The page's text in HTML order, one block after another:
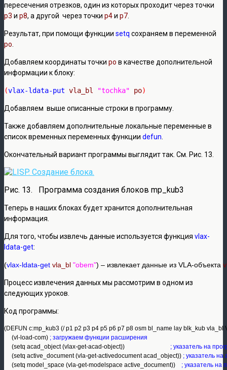
пересечения отрезков, один из которых проходит через точки
р3 и р8, а другой через точки р4и р7
Результат, при помощи функции setq сохраняем в переменной
ро
Добавляем координаты точки ро в качестве дополнительной
информации к блоку:
(vlax-ldata-put vla_bl "tochka" po)
Добавляем выше описанные строки в программу.
Также добавляем дополнительные локальные переменные в
список временных переменных функции defun
Окончательный вариант программы выглядит так. См. Рис. 13.
Рис. 13. Программа создания блоков mp_kub3
Теперь в наших блоках будет хранится дополнительная
информация.
Для того, чтобы извлечь данные используется функция vlax-
ldata-get:
(vlax-ldata-get vla_bl "obem") – извлекает данные из VLA-объекта
Процесс извлечения данных мы рассмотрим в одном из
следующих уроков.
Код программы:
(DEFUN c:mp_kub3 (/ p1 p2 p3 p4 p5 p6 p7 p8 osm bl_name lay blk_kub vla_bl
     (vl-load-com)
; загружаем функции расширения
     (setq acad_object (vlax-get-acad-object))
; указатель на
     (setq active_document (vla-get-activedocument acad_object))
; указатель на
     (setq model_space (vla-get-modelspace active_document))
; указатель на